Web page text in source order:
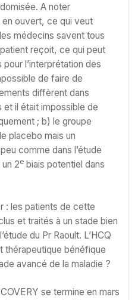
A noter
en ouvert, ce qui veut
médecins savent tous
reçoit, ce qui peut
l’interprétation des
de faire de
diffèrent dans
et il était impossible de
; b) le groupe
placebo mais un
comme dans l’étude
2e biais potentiel dans
: les patients de cette
et traités à un stade bien
du Pr Raoult. L’HCQ
bénéfique
avancé de la maladie ?
se termine en mars